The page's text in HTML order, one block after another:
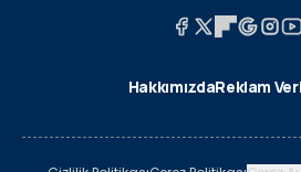
HakkımızdaReklam